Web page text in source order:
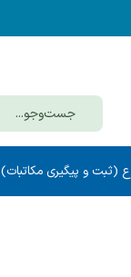
(ثبت و پیگیری مکاتبات)